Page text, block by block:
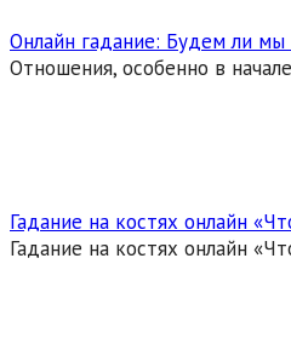
Онлайн гадание: Будем ли
Отношения, особенно в
Гадание на костях онлайн
Гадание на костях онлайн